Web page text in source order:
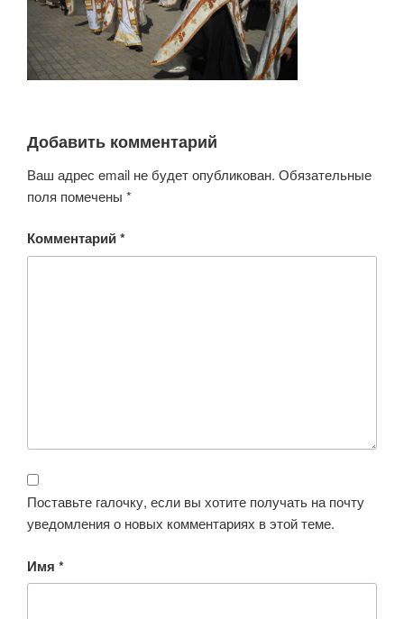
Добавить комментарий
Ваш адрес email не будет опубликован. Обязательные
поля помечены *
Комментарий*
Поставьте галочку, если вы хотите получать на почту
уведомления о новых комментариях в этой теме.
Имя *